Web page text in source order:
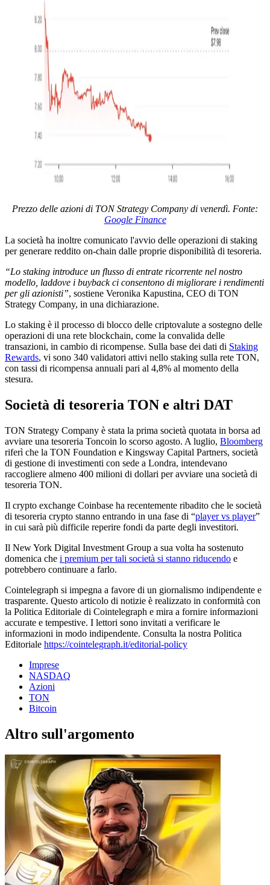
Prezzo delle azioni di TON Strategy Company di venerdì. Fonte:
Google Finance
La società ha inoltre comunicato l'avvio delle operazioni di staking
per generare reddito on-chain dalle proprie disponibilità di tesoreria.
“Lo staking introduce un flusso di entrate ricorrente nel nostro
modello, laddove i buyback ci consentono di migliorare i rendimenti
per gli azionisti”, sostiene Veronika Kapustina, CEO di TON
Strategy Company, in una dichiarazione.
Lo staking è il processo di blocco delle criptovalute a sostegno delle
operazioni di una rete blockchain, come la convalida delle
transazioni, in cambio di ricompense. Sulla base dei dati di Staking
Rewards, vi sono 340 validatori attivi nello staking sulla rete TON,
con tassi di ricompensa annuali pari al 4,8% al momento della
stesura.
Società di tesoreria TON e altri DAT
TON Strategy Company è stata la prima società quotata in borsa ad
avviare una tesoreria Toncoin lo scorso agosto. A luglio, Bloomberg
riferì che la TON Foundation e Kingsway Capital Partners, società
di gestione di investimenti con sede a Londra, intendevano
raccogliere almeno 400 milioni di dollari per avviare una società di
tesoreria TON.
Il crypto exchange Coinbase ha recentemente ribadito che le società
di tesoreria crypto stanno entrando in una fase di “player vs player”
in cui sarà più difficile reperire fondi da parte degli investitori.
Il New York Digital Investment Group a sua volta ha sostenuto
domenica che i premium per tali società si stanno riducendo e
potrebbero continuare a farlo.
Cointelegraph si impegna a favore di un giornalismo indipendente e
trasparente. Questo articolo di notizie è realizzato in conformità con
la Politica Editoriale di Cointelegraph e mira a fornire informazioni
accurate e tempestive. I lettori sono invitati a verificare le
informazioni in modo indipendente. Consulta la nostra Politica
Editoriale https://cointelegraph.it/editorial-policy
Imprese
NASDAQ
Azioni
TON
Bitcoin
Altro sull'argomento